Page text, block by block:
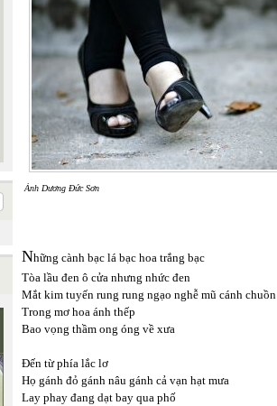
Ảnh Dương Đức Sơn
Những cành bạc lá bạc hoa trắng bạc
Tòa lầu đen ô cửa nhưng nhức đen
Mắt kim tuyến rung rung ngạo nghễ mũ cánh chuồn
Trong mơ hoa ánh thếp
Bao vọng thầm ong óng về xưa
Đến từ phía lắc lơ
Họ gánh đỏ gánh nâu gánh cả vạn hạt mưa
Lay phay đang dạt bay qua phố